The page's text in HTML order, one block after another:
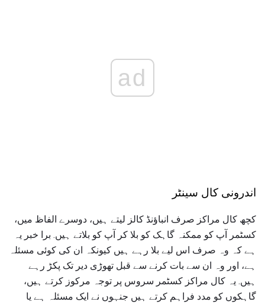
ad
اندرونی کال سینٹر
کچھ کال مراکز صرف انباؤنڈ کالز لیتے ہیں، دوسرے الفاظ میں،
کسٹمر آپ کو ممکنہ گاہک کو بلا کر آپ کو بلاتے ہیں. برا خبر یہ
ہے کہ وہ صرف اس لیے بلا رہے ہیں کیونکہ ان کی کوئی مسئلہ
ہے، اور وہ ان سے بات کرنے سے قبل تھوڑی دیر تک پکڑ رہے
ہیں. یہ کال مراکز کسٹمر سروس پر توجہ مرکوز کرتے ہیں،
گاہکوں کو مدد فراہم کرتے ہیں جنہوں نے ایک مسئلہ ہے یا